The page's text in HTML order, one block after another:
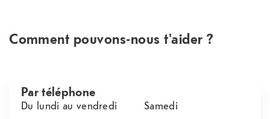
Comment pouvons-nous t'aider ?
Par téléphone
Du lundi au vendredi
Samedi